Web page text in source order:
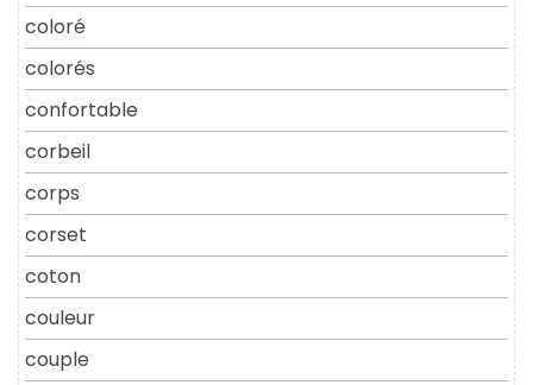
coloré
colorés
confortable
corbeil
corps
corset
coton
couleur
couple